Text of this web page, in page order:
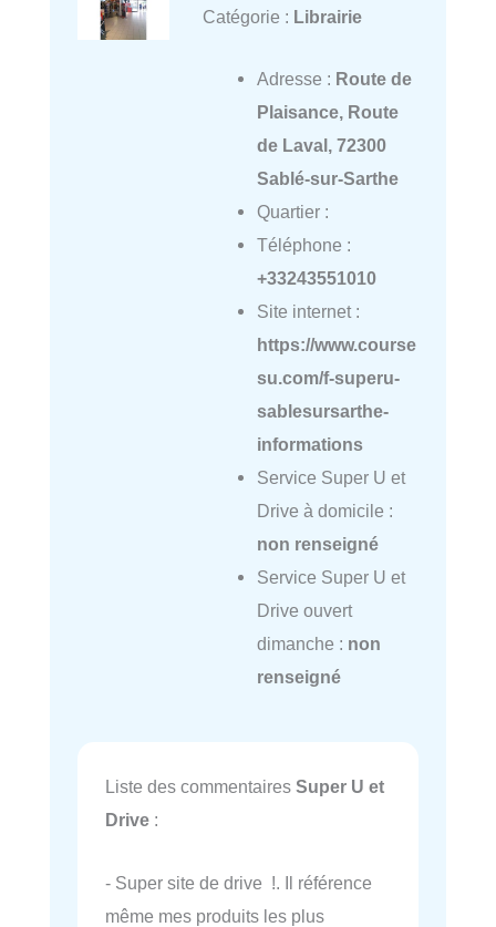
Catégorie : Librairie
Adresse : Route de
Plaisance, Route
de Laval, 72300
Sablé-sur-Sarthe
Quartier :
Téléphone :
+33243551010
Site internet :
https://www.course
su.com/f-superu-
sablesursarthe-
informations
Service Super U et
Drive à domicile :
non renseigné
Service Super U et
Drive ouvert
dimanche : non
renseigné
Liste des commentaires Super U et
Drive :
- Super site de drive !. Il référence
même mes produits les plus